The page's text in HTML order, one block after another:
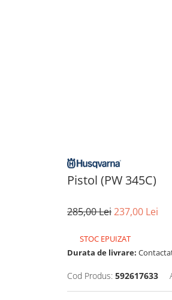
Pistol (PW 345C)
285,00 Lei237,00 Lei
STOC EPUIZAT
Durata de livrare:
Cod Produs: 592617633